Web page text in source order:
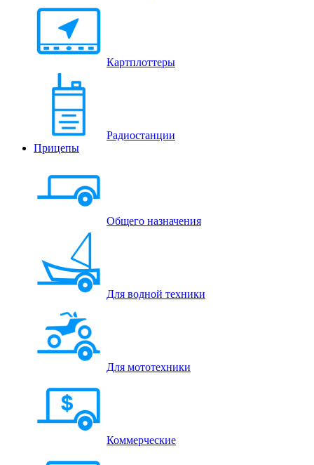
Картплоттеры
Радиостанции
Прицепы
Общего назначения
Для водной техники
Для мототехники
Коммерческие